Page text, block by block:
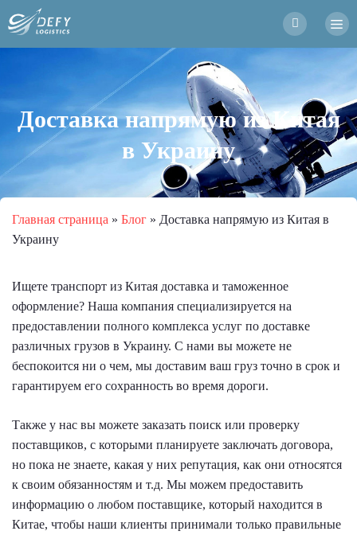
Доставка напрямую из Китая
в Украину
Главная страница » Блог » Доставка напрямую из Китая в
Украину
Ищете транспорт из Китая доставка и таможенное
оформление? Наша компания специализируется на
предоставлении полного комплекса услуг по доставке
различных грузов в Украину. С нами вы можете не
беспокоится ни о чем, мы доставим ваш груз точно в срок и
гарантируем его сохранность во время дороги.
Также у нас вы можете заказать поиск или проверку
поставщиков, с которыми планируете заключать договора,
но пока не знаете, какая у них репутация, как они относятся
к своим обязанностям и т.д. Мы можем предоставить
информацию о любом поставщике, который находится в
Китае, чтобы наши клиенты принимали только правильные